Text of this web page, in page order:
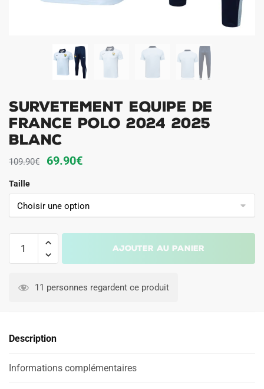
Survetement Equipe de
France Polo 2024 2025
Blanc
109.90€
Le
initial
était :
69.90€Le
actuel
est :
Taille
Equipe
2024
Blanc
Ajouter au panier
n
t
11 personnes regardent ce produit
Description
Informations complémentaires